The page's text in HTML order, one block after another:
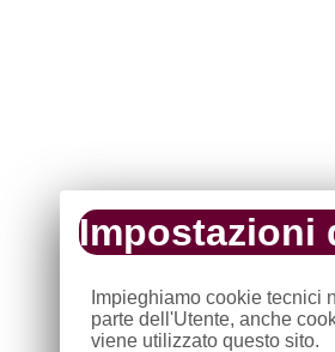
Impostazioni
Impieghiamo cookie tecnici
parte dell'Utente, anche
viene utilizzato questo sito.